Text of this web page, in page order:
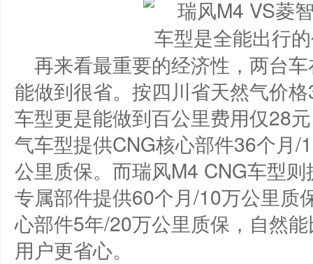
再来看最重要的经济性，两台
能做到很省。按四川省天然气价
车型更是能做到百公里费用仅28
气车型提供CNG核心部件36个月
公里质保。而瑞风M4 CNG车型
专属部件提供60个月/10万公里质
心部件5年/20万公里质保，自然
用户更省心。